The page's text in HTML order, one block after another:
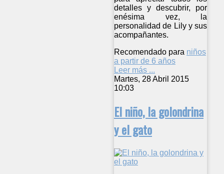
detalles y descubrir, por
enésima vez, la
personalidad de Lily y sus
acompañantes.
Recomendado para niños
a partir de 6 años
Leer más ...
Martes, 28 Abril 2015
10:03
El niño, la golondrina
y el gato